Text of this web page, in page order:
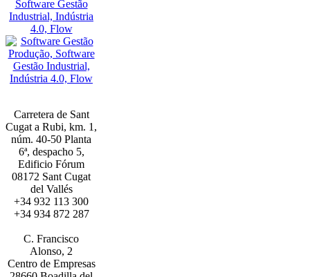
Carretera de Sant
Cugat a Rubi, km. 1,
núm. 40-50 Planta
6ª, despacho 5,
Edificio Fórum
08172 Sant Cugat
del Vallés
+34 932 113 300
+34 934 872 287
C. Francisco
Alonso, 2
Centro de Empresas